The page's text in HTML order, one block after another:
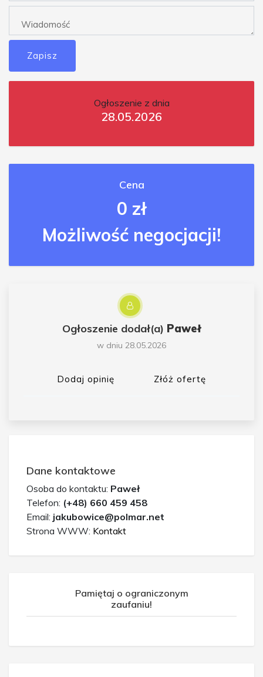
Zapisz
Ogłoszenie z dnia
28.05.2026
Cena
0 zł
Możliwość negocjacji!
Ogłoszenie dodał(a) Paweł
w dniu 28.05.2026
Dodaj opinię Złóż ofertę
Dane kontaktowe
Osoba do kontaktu: Paweł
Telefon: (+48) 660 459 458
Email: jakubowice@polmar.net
Strona WWW: Kontakt
Pamiętaj o ograniczonym
zaufaniu!